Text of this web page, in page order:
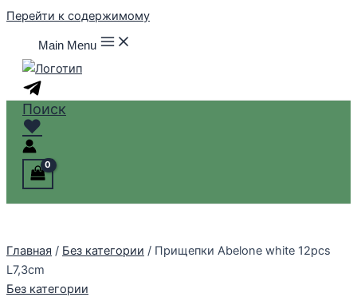
Перейти к содержимому
Main Menu
Поиск
♥
Главная / Без категории / Прищепки Abelone white 12pcs
L7,3cm
Без категории